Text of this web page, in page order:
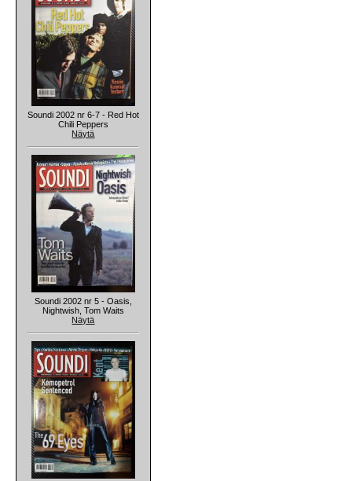
Soundi 2002 nr 6-7 - Red Hot
Chili Peppers
Näytä
Soundi 2002 nr 5 - Oasis,
Nightwish, Tom Waits
Näytä